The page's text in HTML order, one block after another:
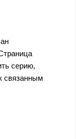
серию,
связанным